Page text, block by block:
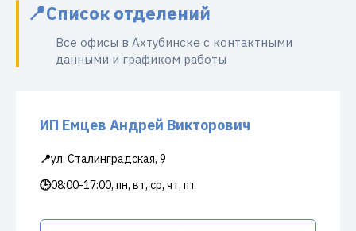
Список отделений
Все офисы в Ахтубинске с контактными
данными и графиком работы
ИП Емцев Андрей Викторович
📍ул. Сталинградская, 9
🕒08:00-17:00, пн, вт, ср, чт, пт